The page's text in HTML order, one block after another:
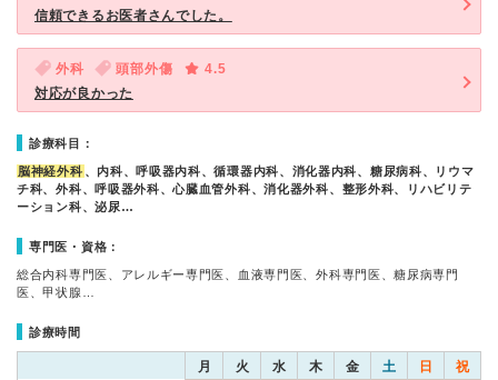
信頼できるお医者さんでした。
外科 頭部外傷
4.5
対応が良かった
診療科目：
脳神経外科 、内科、呼吸器内科、循環器内科、消化器内科、糖尿病科、リウマ
チ科、外科、呼吸器外科、心臓血管外科、消化器外科、整形外科、リハビリテ
ーション科、泌尿…
専門医・資格：
総合内科専門医、アレルギー専門医、血液専門医、外科専門医、糖尿病専門
医、甲状腺…
診療時間
月 火 水 木 金 土 日 祝